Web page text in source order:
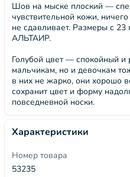
Шов на мыске плоский —
чувствительной кожи,
не сдавливает. Размеры с
АЛЬТАИР.
Голубой цвет — спокойный и
мальчикам, но и девочкам
в них не жарко, они хорошо
сохранит цвет и форму
повседневной носки.
Характеристики
Номер товара
53235